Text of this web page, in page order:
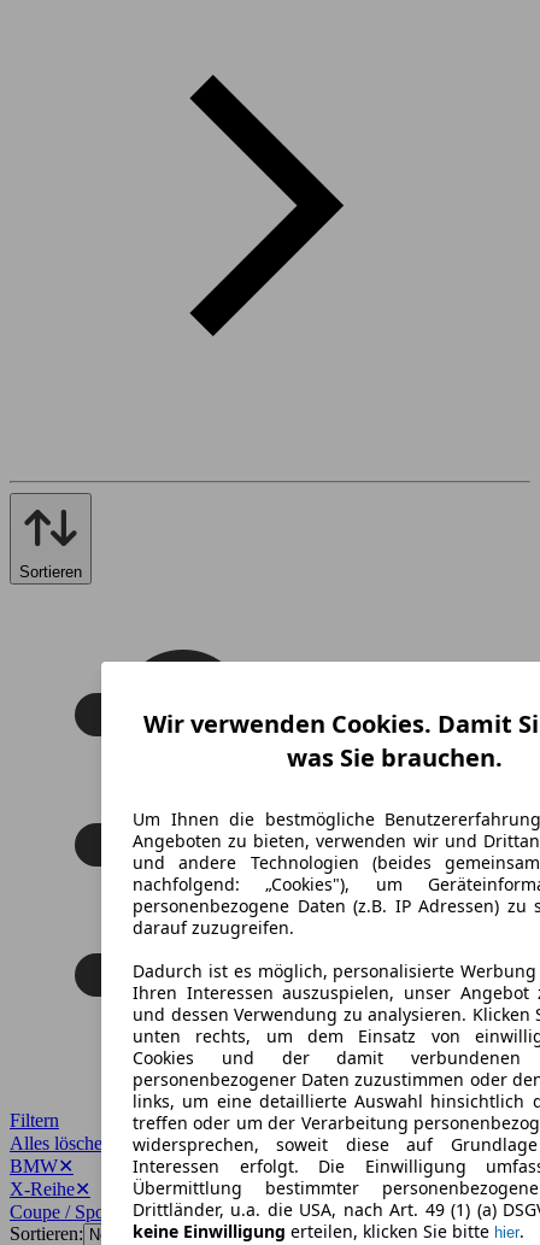
Wir verwenden Cookies. Damit
was Sie brauchen.
Um Ihnen die bestmögliche
Angeboten zu bieten, verwenden wir und
und andere Technologien (beides
nachfolgend: „Cookies"), um
personenbezogene Daten (z.B. IP Adressen) zu
darauf zuzugreifen.
Dadurch ist es möglich, personalisierte
Ihren Interessen auszuspielen, unser Angebot
und dessen Verwendung zu analysieren. Klicken
unten rechts, um dem Einsatz von
Cookies und der damit verbundenen
personenbezogener Daten zuzustimmen oder
links, um eine detaillierte Auswahl hinsichtlich
treffen oder um der Verarbeitung
widersprechen, soweit diese auf
Interessen erfolgt. Die Einwilligung
Übermittlung bestimmter
Drittländer, u.a. die USA, nach Art. 49 (1) (a)
keine Einwilligung erteilen, klicken Sie bitte hier.
Sortieren
Filtern
Alles löschen
BMW✕
X-Reihe✕
Coupe / Sportwagen✕
Sortieren: